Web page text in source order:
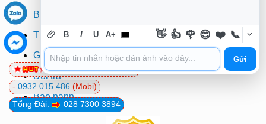
Bảo mật
Thanh toán
Giao hàng
Đổi trả
Bảo hành
Tổng Đài: 028 7300 3894
- 0932 015 486 (Mobi)
0981 81 32 72(Viettel)
B I U A+ 👋 👍 🌹 😊 ❤️ 📞
Gửi